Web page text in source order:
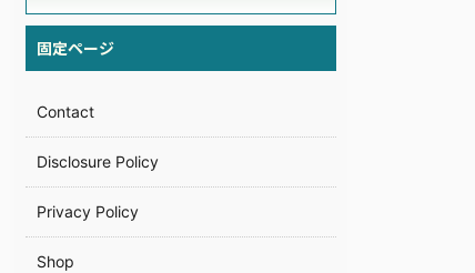
固定ページ
Contact
Disclosure Policy
Privacy Policy
Shop